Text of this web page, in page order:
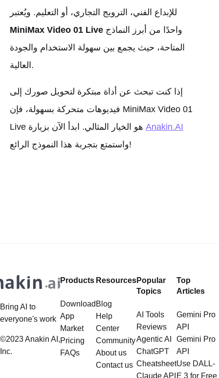
للإبداع الفني، الترويج التجاري، أو التعليم. ويُعتبر
MiniMax Video 01 Live
المتاحة، حيث يجمع بين سهولة الاستخدام والجودة
العالية.
إذا كنت تبحث عن أداة مبتكرة لتحويل صورك إلى
فيديوهات متحركة بسهولة، فإن MiniMax Video 01
Anakin.AI
واستمتع بتجربة هذا النموذج الرائع!
Bring AI to
everyone's work
©2023 Anakin AI,
Inc.
Products
Download
App
Market
Pricing
FAQs
Resources
Blog
Help
Center
Community
About us
Contact us
Popular
Topics
AI Tools
Reviews
Agentic AI
ChatGPT
Cheatsheet
Claude API
Top
Articles
Gemini Pro
API
Gemini Pro
API
Use DALL-
E 3 for Free